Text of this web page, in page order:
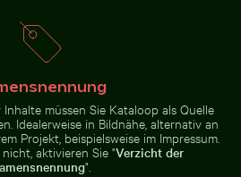
mit leerem Etikett und
Dreifarbige Katze schaut
müssen Sie Kataloop als Quelle
Idealerweise in Bildnähe, alternativ an
Projekt, beispielsweise im Impressum.
aktivieren Sie "Verzicht der
".